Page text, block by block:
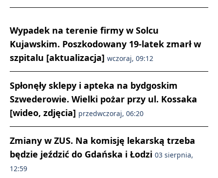
Wypadek na terenie firmy w Solcu
Kujawskim. Poszkodowany 19-latek zmarł w
szpitalu [aktualizacja] wczoraj, 09:12
Spłonęły sklepy i apteka na bydgoskim
Szwederowie. Wielki pożar przy ul. Kossaka
[wideo, zdjęcia] przedwczoraj, 06:20
Zmiany w ZUS. Na komisję lekarską trzeba
będzie jeździć do Gdańska i Łodzi 03 sierpnia,
12:59